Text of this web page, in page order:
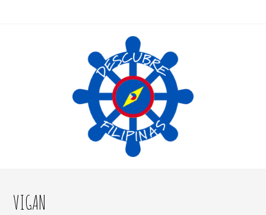
VIGAN